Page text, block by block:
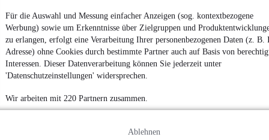
Für die Auswahl und Messung einfacher Anzeigen (sog. kontextbezogene
Werbung) sowie um Erkenntnisse über Zielgruppen und
zu erlangen, erfolgt eine Verarbeitung Ihrer personenbezogenen Daten (z. B.
Adresse) ohne Cookies durch bestimmte Partner auch auf Basis von
Interessen. Dieser Datenverarbeitung können Sie jederzeit unter
'Datenschutzeinstellungen' widersprechen.
Wir arbeiten mit 220 Partnern zusammen.
Ablehnen